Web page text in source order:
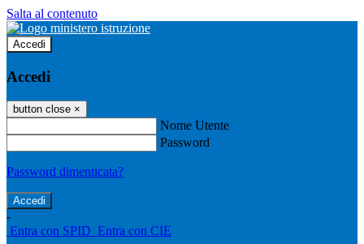
Salta al contenuto
Accedi
Accedi
button close ×
Nome Utente
Password
Password dimenticata?
-
Entra con SPID Entra con CIE